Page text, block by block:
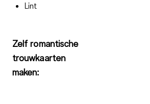
Lint
Zelf romantische
trouwkaarten
maken: